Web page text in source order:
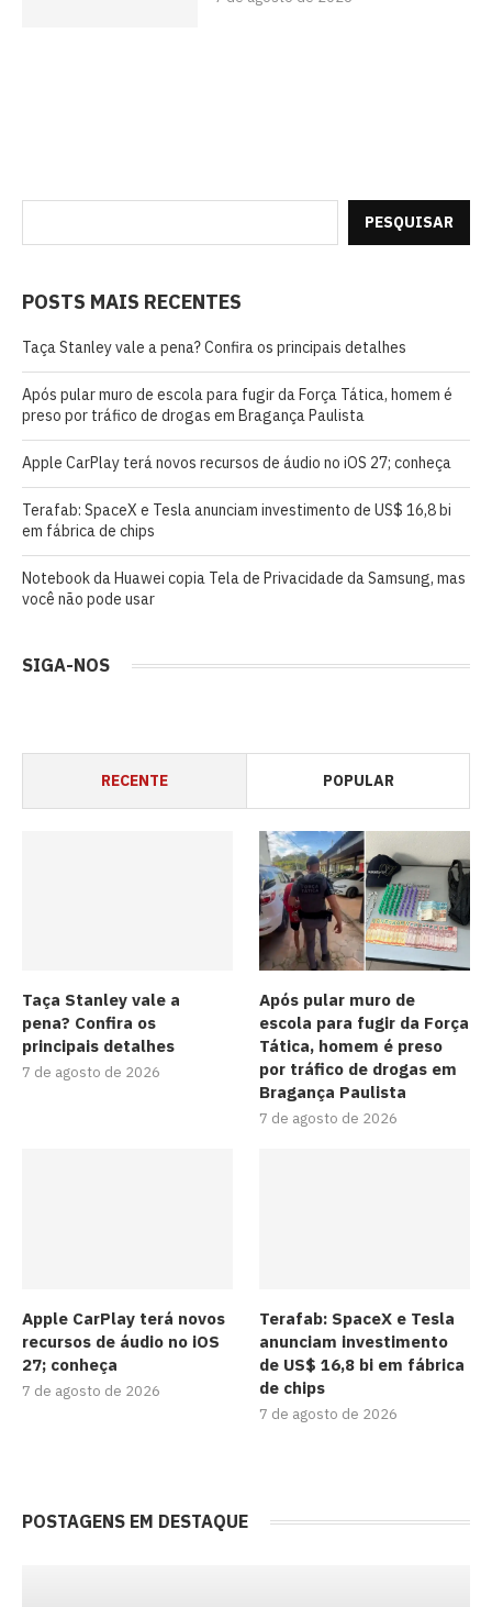
PESQUISAR
POSTS MAIS RECENTES
Taça Stanley vale a pena? Confira os principais detalhes
Após pular muro de escola para fugir da Força Tática, homem é
preso por tráfico de drogas em Bragança Paulista
Apple CarPlay terá novos recursos de áudio no iOS 27; conheça
Terafab: SpaceX e Tesla anunciam investimento de US$ 16,8 bi
em fábrica de chips
Notebook da Huawei copia Tela de Privacidade da Samsung, mas
você não pode usar
SIGA-NOS
RECENTE POPULAR
Taça Stanley vale a
pena? Confira os
principais detalhes
7 de agosto de 2026
Após pular muro de
escola para fugir da Força
Tática, homem é preso
por tráfico de drogas em
Bragança Paulista
7 de agosto de 2026
Apple CarPlay terá novos
recursos de áudio no iOS
27; conheça
7 de agosto de 2026
Terafab: SpaceX e Tesla
anunciam investimento
de US$ 16,8 bi em fábrica
de chips
7 de agosto de 2026
POSTAGENS EM DESTAQUE